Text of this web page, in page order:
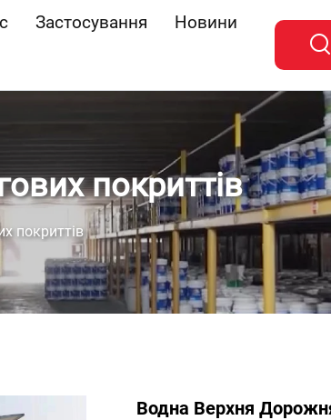
Застосування Новини
покриттів
покриттів
Водна Верхня